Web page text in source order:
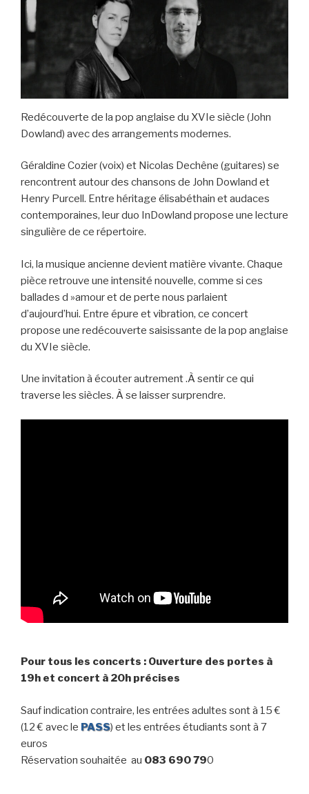
Redécouverte de la pop anglaise du XVIe siècle (John
Dowland) avec des arrangements modernes.
Géraldine Cozier (voix) et Nicolas Dechêne (guitares) se
rencontrent autour des chansons de John Dowland et
Henry Purcell. Entre héritage élisabéthain et audaces
contemporaines, leur duo InDowland propose une lecture
singulière de ce répertoire.
Ici, la musique ancienne devient matière vivante. Chaque
pièce retrouve une intensité nouvelle, comme si ces
ballades d »amour et de perte nous parlaient
d’aujourd’hui. Entre épure et vibration, ce concert
propose une redécouverte saisissante de la pop anglaise
du XVIe siècle.
Une invitation à écouter autrement .À sentir ce qui
traverse les siècles. À se laisser surprendre.
Pour tous les concerts : Ouverture des portes à
19h et concert à 20h précises
Sauf indication contraire, les entrées adultes sont à 15 €
(12 € avec le PASS) et les entrées étudiants sont à 7
euros
Réservation souhaitée au 083 690 790